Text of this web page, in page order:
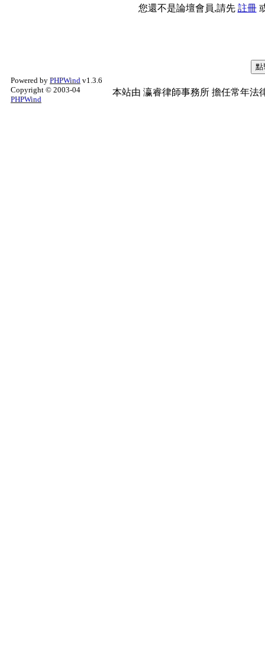
您還不是論壇會員,請先 註冊
Powered by PHPWind v1.3.6
Copyright © 2003-04
PHPWind
本站由 瀛睿律師事務所 擔任常年法